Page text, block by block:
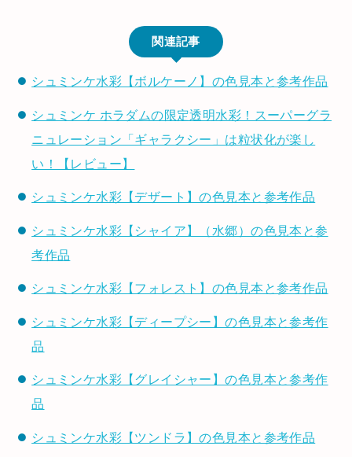
関連記事
シュミンケ水彩【ボルケーノ】の色見本と参考作品
シュミンケ ホラダムの限定透明水彩！スーパーグラ
ニュレーション「ギャラクシー」は粒状化が楽し
い！【レビュー】
シュミンケ水彩【デザート】の色見本と参考作品
シュミンケ水彩【シャイア】（水郷）の色見本と参
考作品
シュミンケ水彩【フォレスト】の色見本と参考作品
シュミンケ水彩【ディープシー】の色見本と参考作
品
シュミンケ水彩【グレイシャー】の色見本と参考作
品
シュミンケ水彩【ツンドラ】の色見本と参考作品